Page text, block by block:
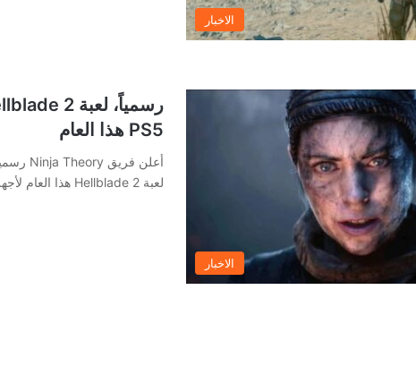
الاخبار
الاخبار
PS5 هذا العام
لعبة Hellblade 2 هذا العام لأجهزة PS5 مع تحسن كامل…